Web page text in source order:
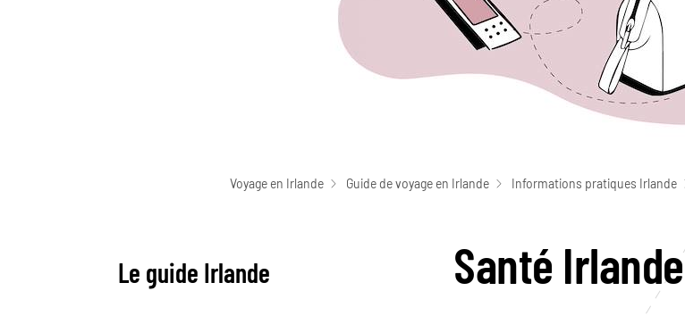
Voyage en Irlande Guide de voyage en Irlande Informations pratiques Irlande
Le guide Irlande Santé Irlande